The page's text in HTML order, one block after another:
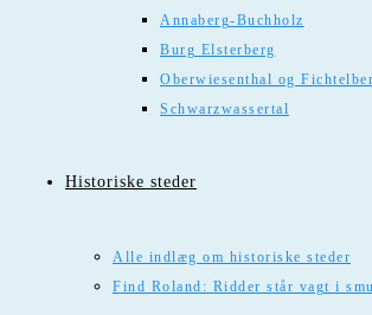
Annaberg-Buchholz
Burg Elsterberg
Oberwiesenthal og
Schwarzwassertal
Historiske steder
Alle indlæg om historiske steder
Find Roland: Ridder står vagt i